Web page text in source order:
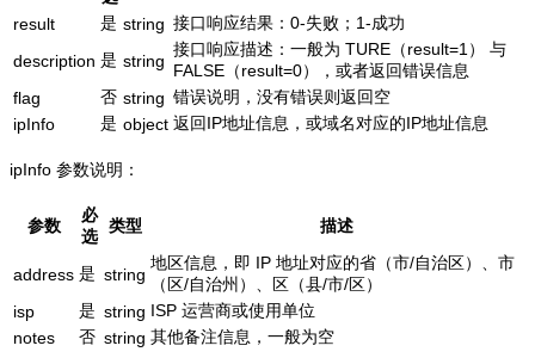
result
是 string 接口响应结果：0-失败；1-成功
description 是 string
接口响应描述：一般为 TURE（result=1） 与
FALSE（result=0），或者返回错误信息
flag
否 string 错误说明，没有错误则返回空
ipInfo
是 object 返回IP地址信息，或域名对应的IP地址信息
ipInfo 参数说明：
参数
必
选
类型 描述
address 是 string
地区信息，即 IP 地址对应的省（市/自治区）、市
（区/自治州）、区（县/市/区）
isp
是 string ISP 运营商或使用单位
notes
否 string 其他备注信息，一般为空